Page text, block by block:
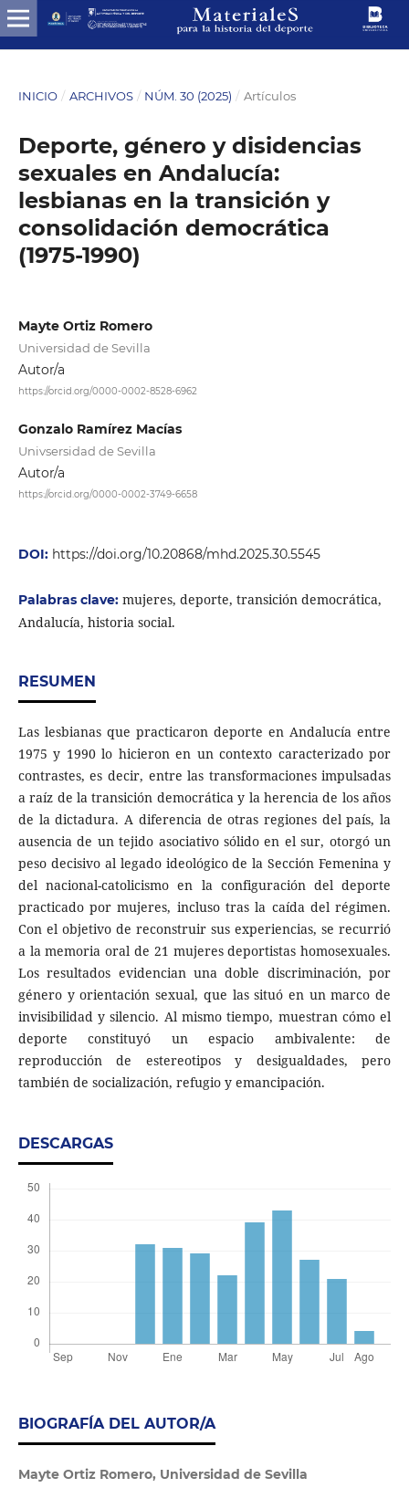
INICIO / ARCHIVOS / NÚM. 30 (2025) / Artículos
Deporte, género y disidencias
sexuales en Andalucía:
lesbianas en la transición y
consolidación democrática
(1975-1990)
Mayte Ortiz Romero
Universidad de Sevilla
Autor/a
https://orcid.org/0000-0002-8528-6962
Gonzalo Ramírez Macías
Univsersidad de Sevilla
Autor/a
https://orcid.org/0000-0002-3749-6658
DOI: https://doi.org/10.20868/mhd.2025.30.5545
Palabras clave: mujeres, deporte, transición democrática,
Andalucía, historia social.
RESUMEN
Las lesbianas que practicaron deporte en Andalucía entre
1975 y 1990 lo hicieron en un contexto caracterizado por
contrastes, es decir, entre las transformaciones impulsadas
a raíz de la transición democrática y la herencia de los años
de la dictadura. A diferencia de otras regiones del país, la
ausencia de un tejido asociativo sólido en el sur, otorgó un
peso decisivo al legado ideológico de la Sección Femenina y
del nacional-catolicismo en la configuración del deporte
practicado por mujeres, incluso tras la caída del régimen.
Con el objetivo de reconstruir sus experiencias, se recurrió
a la memoria oral de 21 mujeres deportistas homosexuales.
Los resultados evidencian una doble discriminación, por
género y orientación sexual, que las situó en un marco de
invisibilidad y silencio. Al mismo tiempo, muestran cómo el
deporte constituyó un espacio ambivalente: de
reproducción de estereotipos y desigualdades, pero
también de socialización, refugio y emancipación.
DESCARGAS
BIOGRAFÍA DEL AUTOR/A
Mayte Ortiz Romero, Universidad de Sevilla